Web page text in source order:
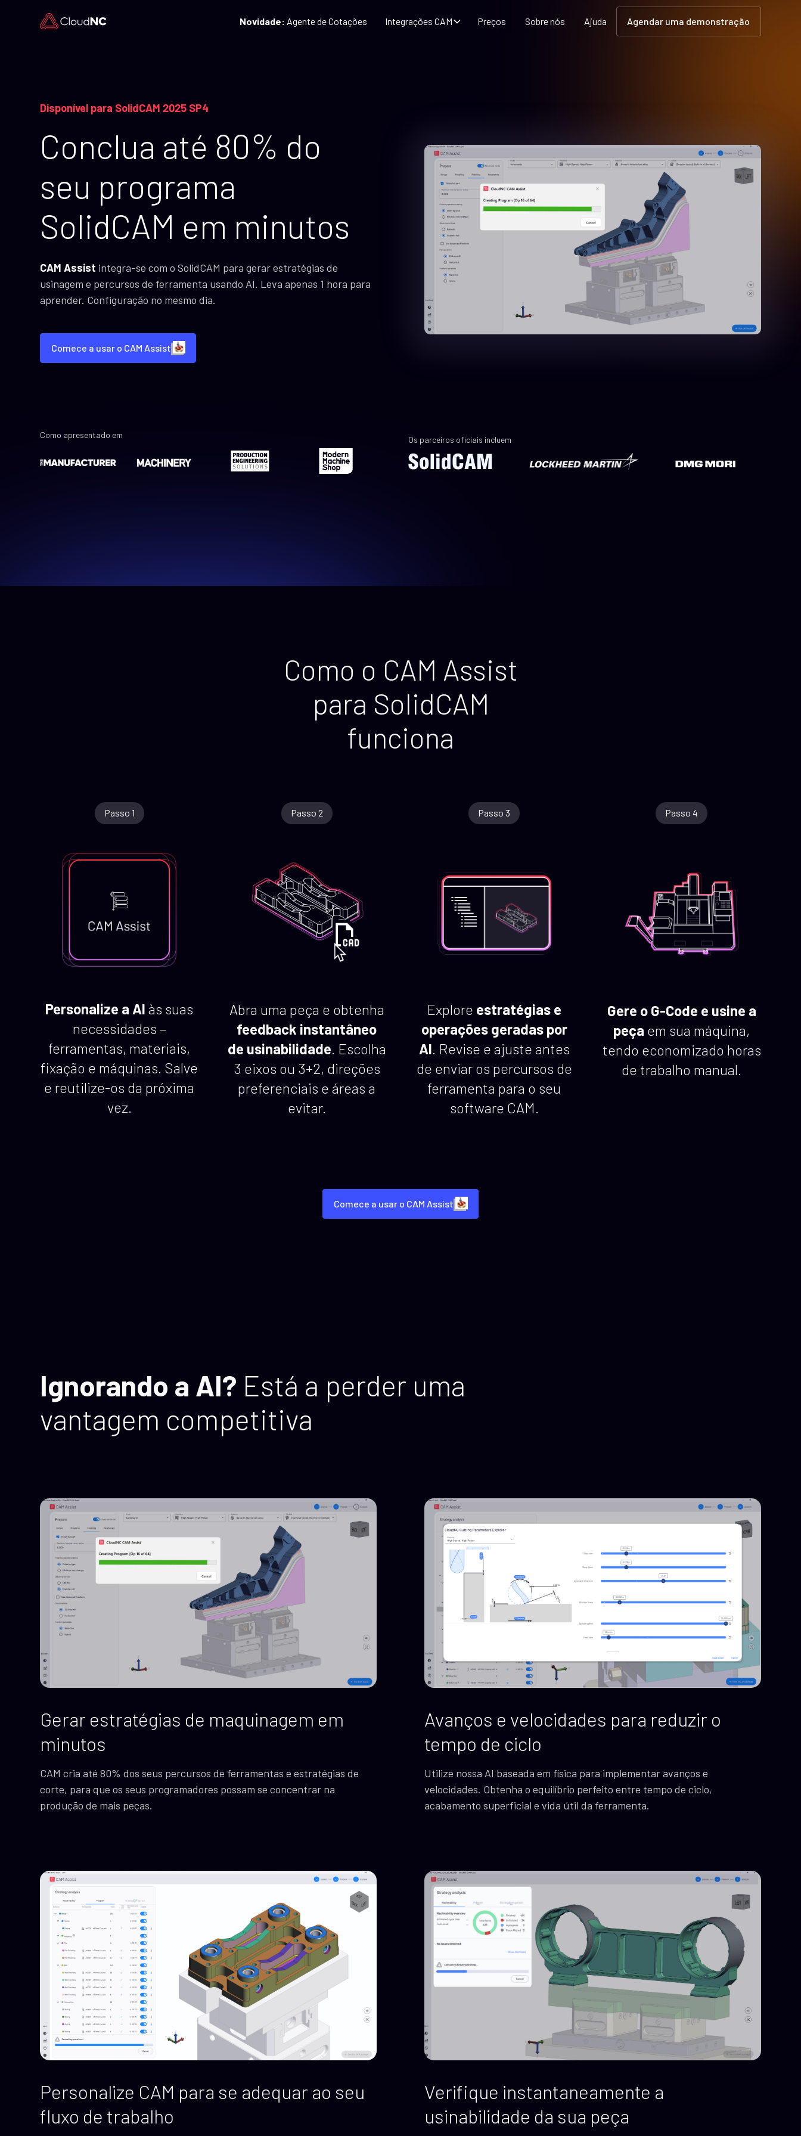
Novidade: Agente de Cotações Integrações CAM Preços Sobre nós Ajuda Agendar uma demonstração
Disponível para SolidCAM 2025 SP4
Conclua até 80% do
seu programa
SolidCAM em minutos
CAM Assist integra-se com o SolidCAM para gerar estratégias de
usinagem e percursos de ferramenta usando AI. Leva apenas 1 hora para
aprender. Configuração no mesmo dia.
Comece a usar o CAM Assist
Como apresentado em Os parceiros oficiais incluem
Como o CAM Assist
para SolidCAM
funciona
Passo 1
Personalize a AI às suas
necessidades –
ferramentas, materiais,
fixação e máquinas. Salve
e reutilize-os da próxima
vez.
Passo 2
Abra uma peça e obtenha
feedback instantâneo
de usinabilidade . Escolha
3 eixos ou 3+2, direções
preferenciais e áreas a
evitar.
Passo 3
Explore estratégias e
operações geradas por
AI. Revise e ajuste antes
de enviar os percursos de
ferramenta para o seu
software CAM.
Passo 4
Gere o G-Code e usine a
peça em sua máquina,
tendo economizado horas
de trabalho manual.
Comece a usar o CAM Assist
Ignorando a AI? Está a perder uma
vantagem competitiva
Gerar estratégias de maquinagem em
minutos
CAM cria até 80% dos seus percursos de ferramentas e estratégias de
corte, para que os seus programadores possam se concentrar na
produção de mais peças.
Avanços e velocidades para reduzir o
tempo de ciclo
Utilize nossa AI baseada em física para implementar avanços e
velocidades. Obtenha o equilíbrio perfeito entre tempo de ciclo,
acabamento superficial e vida útil da ferramenta.
Personalize CAM para se adequar ao seu
fluxo de trabalho
Verifique instantaneamente a
usinabilidade da sua peça